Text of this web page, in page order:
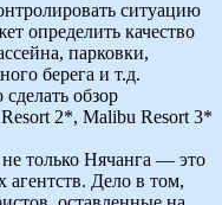
ситуацию
определить качество
парковки,
берега и т.д.
обзор
2*, Malibu Resort 3*
только Нячанга — это
Дело в том,